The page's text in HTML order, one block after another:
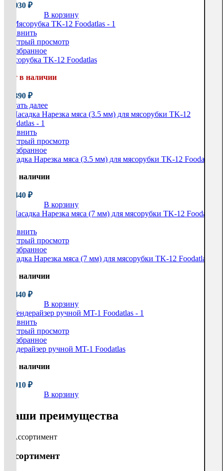
35 930 ₽
В корзину
Сравнить
Быстрый просмотр
В избранное
Мясорубка TK-12 Foodatlas
Нет в наличии
35 390 ₽
Читать далее
Сравнить
Быстрый просмотр
В избранное
Насадка Нарезка мяса (3.5 мм) для мясорубки TK-12 Foodatlas
В наличии
20 440 ₽
В корзину
Сравнить
Быстрый просмотр
В избранное
Насадка Нарезка мяса (7 мм) для мясорубки TK-12 Foodatlas
В наличии
20 440 ₽
В корзину
Сравнить
Быстрый просмотр
В избранное
Тендерайзер ручной MT-1 Foodatlas
В наличии
25 910 ₽
В корзину
Наши преимущества
Ассортимент